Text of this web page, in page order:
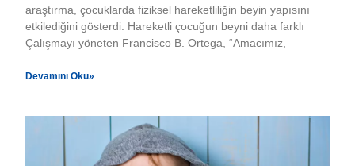
araştırma, çocuklarda fiziksel hareketliliğin beyin yapısını
etkilediğini gösterdi. Hareketli çocuğun beyni daha farklı
Çalışmayı yöneten Francisco B. Ortega, “Amacımız,
Devamını Oku»